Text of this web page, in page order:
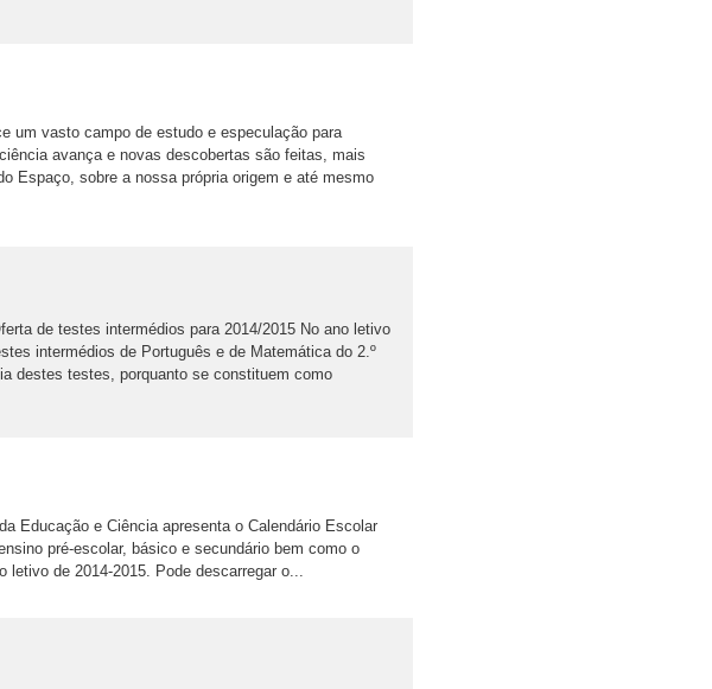
um vasto campo de estudo e especulação para
avança e novas descobertas são feitas, mais
Espaço, sobre a nossa própria origem e até mesmo
de testes intermédios para 2014/2015 No ano letivo
intermédios de Português e de Matemática do 2.º
destes testes, porquanto se constituem como
Educação e Ciência apresenta o Calendário Escolar
pré-escolar, básico e secundário bem como o
letivo de 2014-2015. Pode descarregar o...